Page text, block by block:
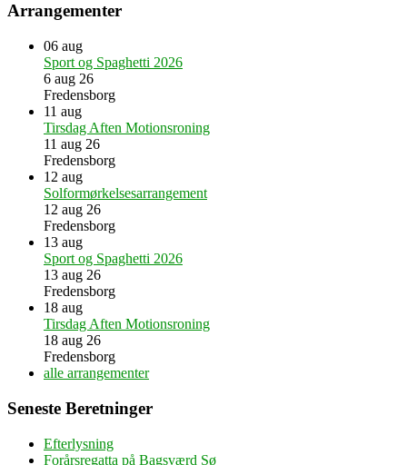
Arrangementer
06 aug
Sport og Spaghetti 2026
6 aug 26
Fredensborg
11 aug
Tirsdag Aften Motionsroning
11 aug 26
Fredensborg
12 aug
Solformørkelsesarrangement
12 aug 26
Fredensborg
13 aug
Sport og Spaghetti 2026
13 aug 26
Fredensborg
18 aug
Tirsdag Aften Motionsroning
18 aug 26
Fredensborg
alle arrangementer
Seneste Beretninger
Efterlysning
Forårsregatta på Bagsværd Sø